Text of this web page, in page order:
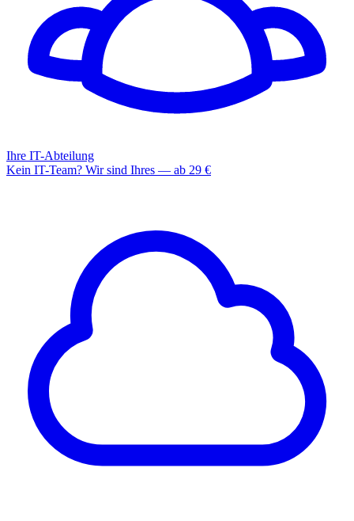
Ihre IT-Abteilung
Kein IT-Team? Wir sind Ihres — ab 29 €